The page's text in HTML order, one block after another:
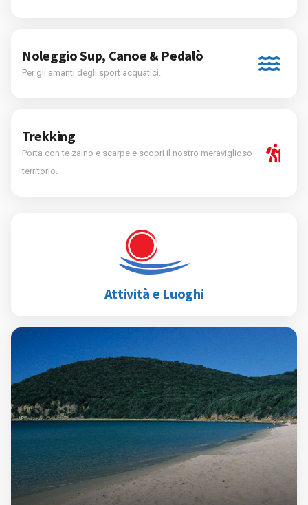
Noleggio Sup, Canoe & Pedalò
Per gli amanti degli sport acquatici.
Trekking
Porta con te zaino e scarpe e scopri il nostro meraviglioso
territorio.
Attività e Luoghi